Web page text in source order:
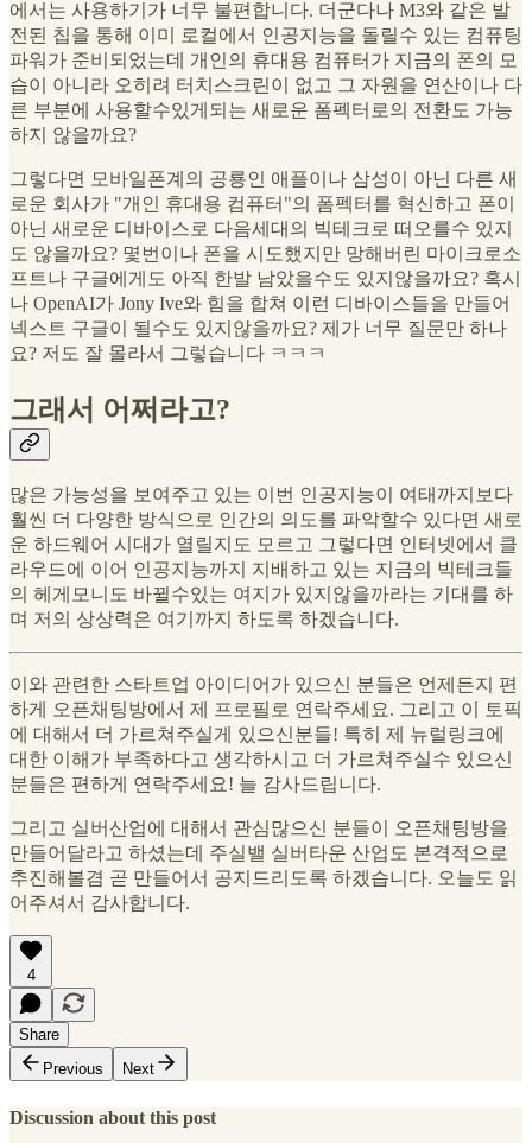
에서는 사용하기가 너무 불편합니다. 더군다나 M3와 같은 발
전된 칩을 통해 이미 로컬에서 인공지능을 돌릴수 있는 컴퓨팅
파워가 준비되었는데 개인의 휴대용 컴퓨터가 지금의 폰의 모
습이 아니라 오히려 터치스크린이 없고 그 자원을 연산이나 다
른 부분에 사용할수있게되는 새로운 폼펙터로의 전환도 가능
하지 않을까요?
그렇다면 모바일폰계의 공룡인 애플이나 삼성이 아닌 다른 새
로운 회사가 "개인 휴대용 컴퓨터"의 폼펙터를 혁신하고 폰이
아닌 새로운 디바이스로 다음세대의 빅테크로 떠오를수 있지
도 않을까요? 몇번이나 폰을 시도했지만 망해버린 마이크로소
프트나 구글에게도 아직 한발 남았을수도 있지않을까요? 혹시
나 OpenAI가 Jony Ive와 힘을 합쳐 이런 디바이스들을 만들어
넥스트 구글이 될수도 있지않을까요? 제가 너무 질문만 하나
요? 저도 잘 몰라서 그렇습니다 ㅋㅋㅋ
그래서 어쩌라고?
많은 가능성을 보여주고 있는 이번 인공지능이 여태까지보다
훨씬 더 다양한 방식으로 인간의 의도를 파악할수 있다면 새로
운 하드웨어 시대가 열릴지도 모르고 그렇다면 인터넷에서 클
라우드에 이어 인공지능까지 지배하고 있는 지금의 빅테크들
의 헤게모니도 바뀔수있는 여지가 있지않을까라는 기대를 하
며 저의 상상력은 여기까지 하도록 하겠습니다.
이와 관련한 스타트업 아이디어가 있으신 분들은 언제든지 편
하게 오픈채팅방에서 제 프로필로 연락주세요. 그리고 이 토픽
에 대해서 더 가르쳐주실게 있으신분들! 특히 제 뉴럴링크에
대한 이해가 부족하다고 생각하시고 더 가르쳐주실수 있으신
분들은 편하게 연락주세요! 늘 감사드립니다.
그리고 실버산업에 대해서 관심많으신 분들이 오픈채팅방을
만들어달라고 하셨는데 주실밸 실버타운 산업도 본격적으로
추진해볼겸 곧 만들어서 공지드리도록 하겠습니다. 오늘도 읽
어주셔서 감사합니다.
4
Share
Previous
Next
Discussion about this post